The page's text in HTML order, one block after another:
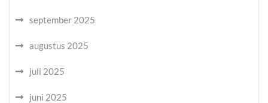
september 2025
augustus 2025
juli 2025
juni 2025